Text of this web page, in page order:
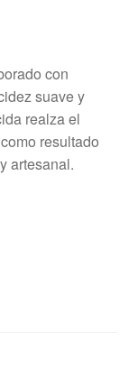
con
suave y
realza el
resultado
artesanal.